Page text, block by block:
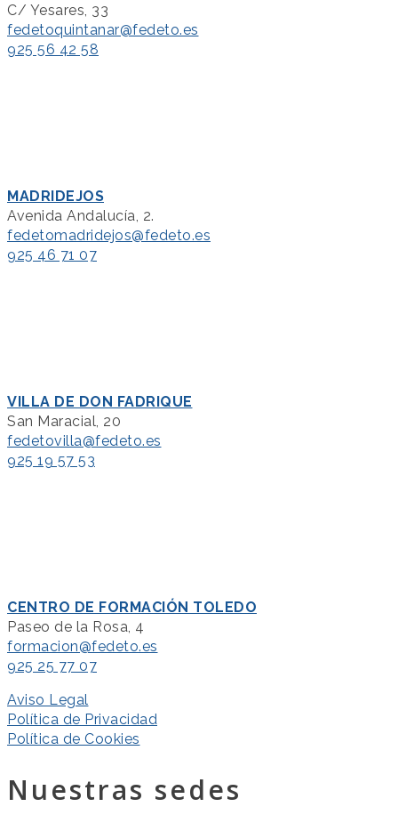
C/ Yesares, 33
fedetoquintanar@fedeto.es
925 56 42 58
MADRIDEJOS
Avenida Andalucía, 2.
fedetomadridejos@fedeto.es
925 46 71 07
VILLA DE DON FADRIQUE
San Maracial, 20
fedetovilla@fedeto.es
925 19 57 53
CENTRO DE FORMACIÓN TOLEDO
Paseo de la Rosa, 4
formacion@fedeto.es
925 25 77 07
Aviso Legal
Política de Privacidad
Política de Cookies
Nuestras sedes